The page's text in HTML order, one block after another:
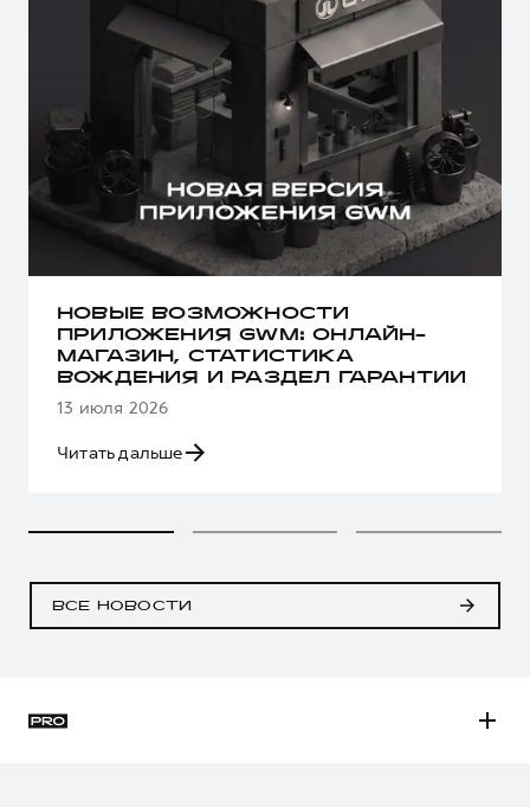
НОВЫЕ ВОЗМОЖНОСТИ
ПРИЛОЖЕНИЯ GWM: ОНЛАЙН-
МАГАЗИН, СТАТИСТИКА
ВОЖДЕНИЯ И РАЗДЕЛ ГАРАНТИИ
13 июля 2026
Читать дальше
ВСЕ НОВОСТИ